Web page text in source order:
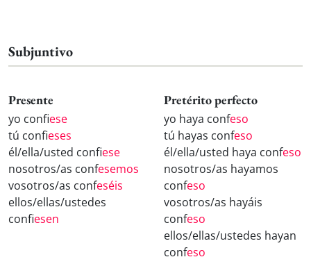
Subjuntivo
Presente
yo confiese
tú confieses
él/ella/usted confiese
nosotros/as confesemos
vosotros/as confeséis
ellos/ellas/ustedes
confiesen
Pretérito perfecto
yo haya confeso
tú hayas confeso
él/ella/usted haya confeso
nosotros/as hayamos
confeso
vosotros/as hayáis
confeso
ellos/ellas/ustedes hayan
confeso